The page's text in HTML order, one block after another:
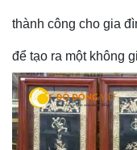
thành công cho gia
để tạo ra một không